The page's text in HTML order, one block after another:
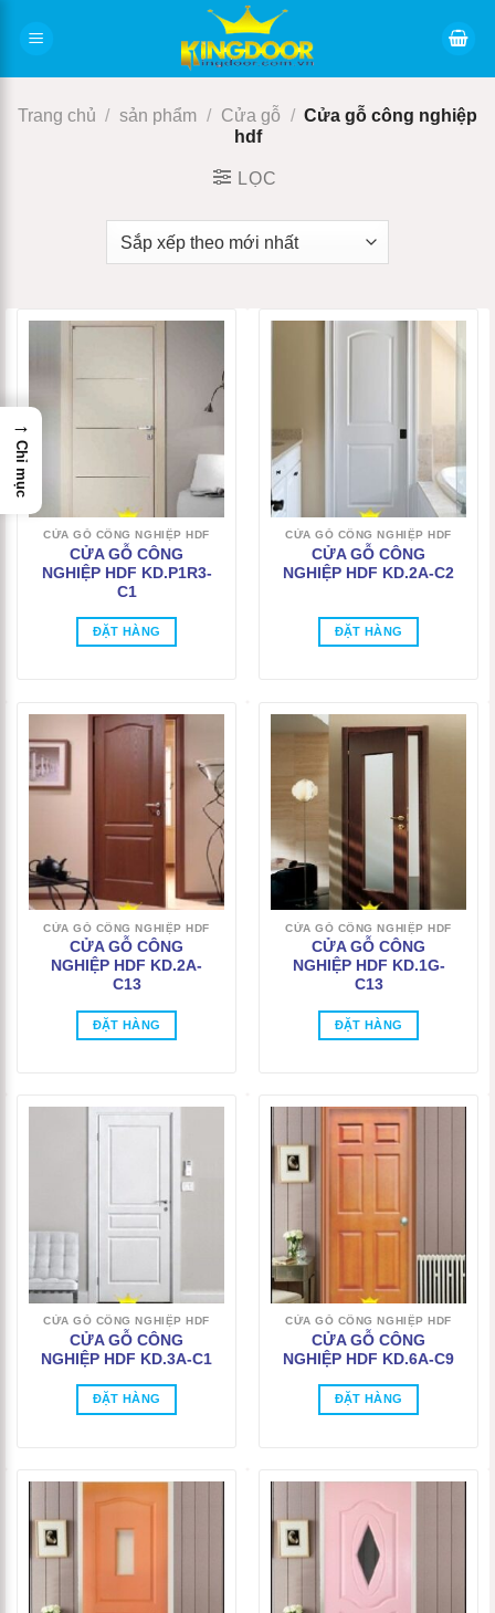
Trang chủ / sản phẩm / Cửa gỗ / Cửa gỗ công nghiệp
hdf
LỌC
CỬA GỖ CÔNG NGHIỆP HDF
CỬA GỖ CÔNG
NGHIỆP HDF KD.P1R3-
C1
ĐẶT HÀNG
CỬA GỖ CÔNG NGHIỆP HDF
CỬA GỖ CÔNG
NGHIỆP HDF KD.2A-C2
ĐẶT HÀNG
CỬA GỖ CÔNG NGHIỆP HDF
CỬA GỖ CÔNG
NGHIỆP HDF KD.2A-
C13
ĐẶT HÀNG
CỬA GỖ CÔNG NGHIỆP HDF
CỬA GỖ CÔNG
NGHIỆP HDF KD.1G-
C13
ĐẶT HÀNG
CỬA GỖ CÔNG NGHIỆP HDF
CỬA GỖ CÔNG
NGHIỆP HDF KD.3A-C1
ĐẶT HÀNG
CỬA GỖ CÔNG NGHIỆP HDF
CỬA GỖ CÔNG
NGHIỆP HDF KD.6A-C9
ĐẶT HÀNG
→
Chỉ mục